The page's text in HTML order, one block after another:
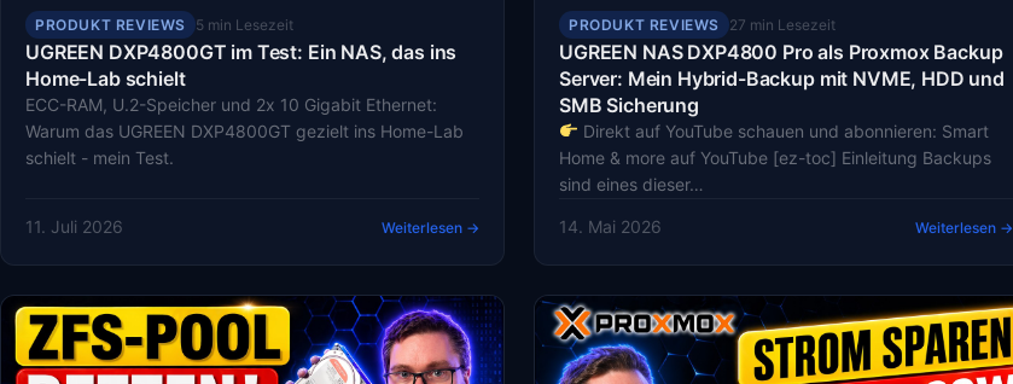
PRODUKT REVIEWS 5 min Lesezeit
UGREEN DXP4800GT im Test: Ein NAS, das ins
Home-Lab schielt
ECC-RAM, U.2-Speicher und 2x 10 Gigabit Ethernet:
Warum das UGREEN DXP4800GT gezielt ins Home-Lab
schielt - mein Test.
11. Juli 2026 Weiterlesen →
PRODUKT REVIEWS 27 min Lesezeit
UGREEN NAS DXP4800 Pro als Proxmox Backup
Server: Mein Hybrid-Backup mit NVME, HDD und
SMB Sicherung
Direkt auf YouTube schauen und abonnieren: Smart
Home & more auf YouTube [ez-toc] Einleitung Backups
sind eines dieser…
14. Mai 2026 Weiterlesen →